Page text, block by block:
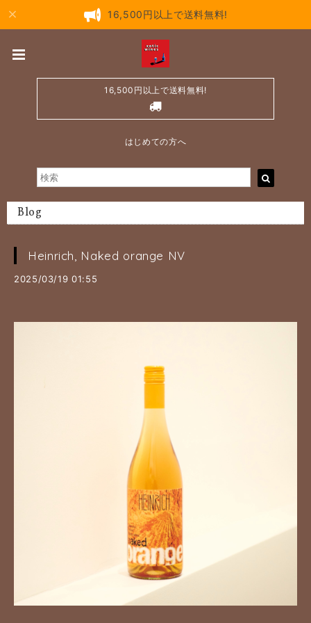
16,500円以上で送料無料!
16,500円以上で送料無料!
はじめての方へ
Blog
Heinrich, Naked orange NV
2025/03/19 01:55